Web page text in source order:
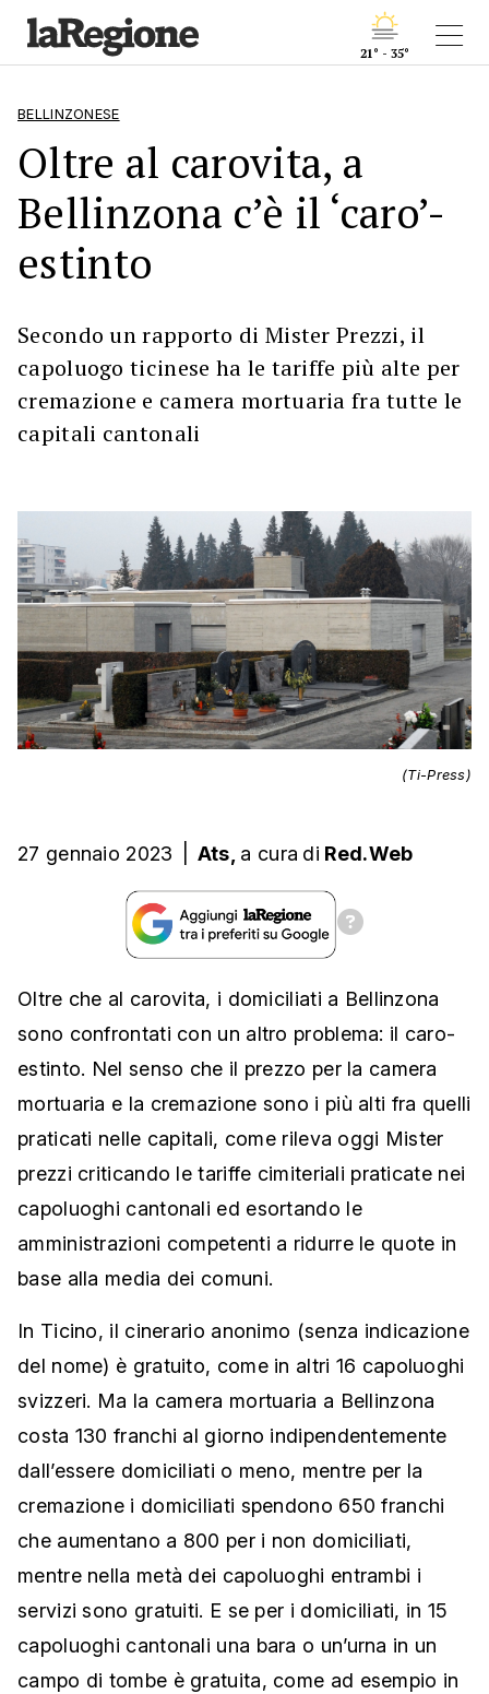
21° - 35°
BELLINZONESE
Oltre al carovita, a
Bellinzona c’è il ‘caro’-
estinto
Secondo un rapporto di Mister Prezzi, il
capoluogo ticinese ha le tariffe più alte per
cremazione e camera mortuaria fra tutte le
capitali cantonali
(Ti-Press)
27 gennaio 2023 Ats, a cura di Red.Web
Oltre che al carovita, i domiciliati a Bellinzona
sono confrontati con un altro problema: il caro-
estinto. Nel senso che il prezzo per la camera
mortuaria e la cremazione sono i più alti fra quelli
praticati nelle capitali, come rileva oggi Mister
prezzi criticando le tariffe cimiteriali praticate nei
capoluoghi cantonali ed esortando le
amministrazioni competenti a ridurre le quote in
base alla media dei comuni.
In Ticino, il cinerario anonimo (senza indicazione
del nome) è gratuito, come in altri 16 capoluoghi
svizzeri. Ma la camera mortuaria a Bellinzona
costa 130 franchi al giorno indipendentemente
dall’essere domiciliati o meno, mentre per la
cremazione i domiciliati spendono 650 franchi
che aumentano a 800 per i non domiciliati,
mentre nella metà dei capoluoghi entrambi i
servizi sono gratuiti. E se per i domiciliati, in 15
capoluoghi cantonali una bara o un’urna in un
campo di tombe è gratuita, come ad esempio in